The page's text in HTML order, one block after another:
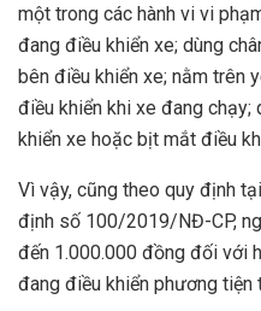
một trong các hành vi vi
đang điều khiển xe; dùng
bên điều khiển xe; nằm trên
điều khiển khi xe đang
khiển xe hoặc bịt mắt điều
Vì vậy, cũng theo quy định
định số 100/2019/NĐ-CP,
đến 1.000.000 đồng đối với
đang điều khiển phương